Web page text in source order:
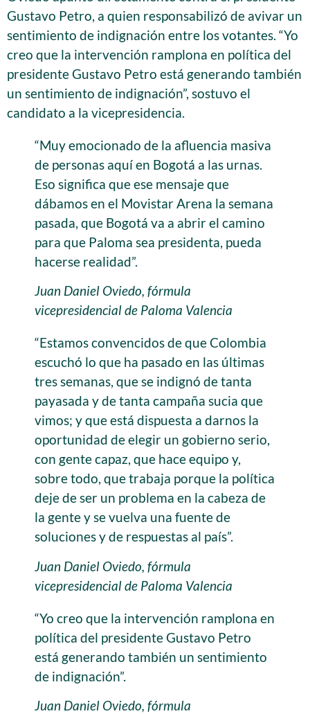
Gustavo Petro, a quien responsabilizó de avivar un
sentimiento de indignación entre los votantes. “Yo
creo que la intervención ramplona en política del
presidente Gustavo Petro está generando también
un sentimiento de indignación”, sostuvo el
candidato a la vicepresidencia.
“Muy emocionado de la afluencia masiva
de personas aquí en Bogotá a las urnas.
Eso significa que ese mensaje que
dábamos en el Movistar Arena la semana
pasada, que Bogotá va a abrir el camino
para que Paloma sea presidenta, pueda
hacerse realidad”.
Juan Daniel Oviedo, fórmula
vicepresidencial de Paloma Valencia
“Estamos convencidos de que Colombia
escuchó lo que ha pasado en las últimas
tres semanas, que se indignó de tanta
payasada y de tanta campaña sucia que
vimos; y que está dispuesta a darnos la
oportunidad de elegir un gobierno serio,
con gente capaz, que hace equipo y,
sobre todo, que trabaja porque la política
deje de ser un problema en la cabeza de
la gente y se vuelva una fuente de
soluciones y de respuestas al país”.
Juan Daniel Oviedo, fórmula
vicepresidencial de Paloma Valencia
“Yo creo que la intervención ramplona en
política del presidente Gustavo Petro
está generando también un sentimiento
de indignación”.
Juan Daniel Oviedo, fórmula